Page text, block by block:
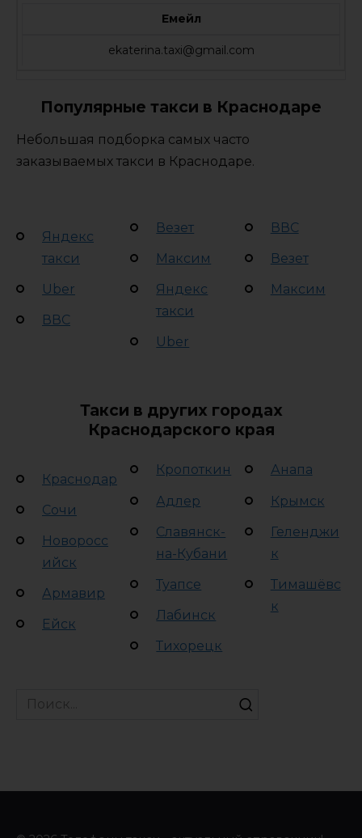
Емейл
ekaterina.taxi@gmail.com
Популярные такси в Краснодаре
Небольшая подборка самых часто
заказываемых такси в Краснодаре.
Яндекс
такси
Uber
ВВС
Везет
Максим
Яндекс
такси
Uber
ВВС
Везет
Максим
Такси в других городах
Краснодарского края
Краснодар
Сочи
Новоросс
ийск
Армавир
Ейск
Кропоткин
Адлер
Славянск-
на-Кубани
Туапсе
Лабинск
Тихорецк
Анапа
Крымск
Геленджи
к
Тимашёвс
к
Search